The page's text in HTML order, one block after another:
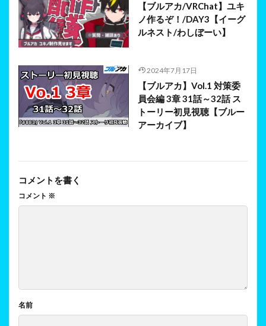
【ブルアカ/VRChat】ユキ
ノ作るぞ！/DAY3【イーグ
ルネスト/わしぼーい】
2024年7月17日
【ブルアカ】Vol.1 対策委
員会編 3章 31話～32話 ス
トーリー初見視聴【ブルー
アーカイブ】
コメントを書く
コメント ※
名前